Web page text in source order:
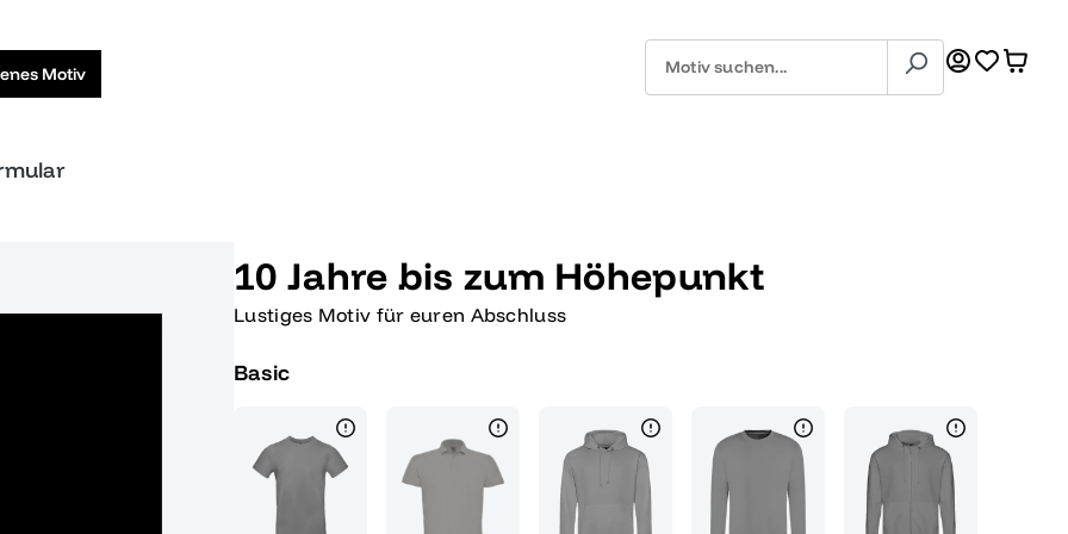
Motiv
10 Jahre bis zum Höhepunkt
Lustiges Motiv für euren Abschluss
Basic